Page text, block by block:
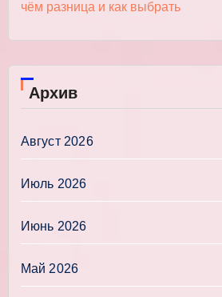
чём разница и как выбрать
Архив
Август 2026
Июль 2026
Июнь 2026
Май 2026